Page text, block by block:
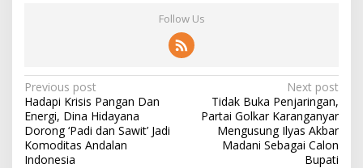
Follow Us
P
o
s
t
Previous post
Hadapi Krisis Pangan Dan
Energi, Dina Hidayana
Dorong ‘Padi dan Sawit’ Jadi
Komoditas Andalan
Indonesia
Next post
Tidak Buka Penjaringan,
Partai Golkar Karanganyar
Mengusung Ilyas Akbar
Madani Sebagai Calon
Bupati